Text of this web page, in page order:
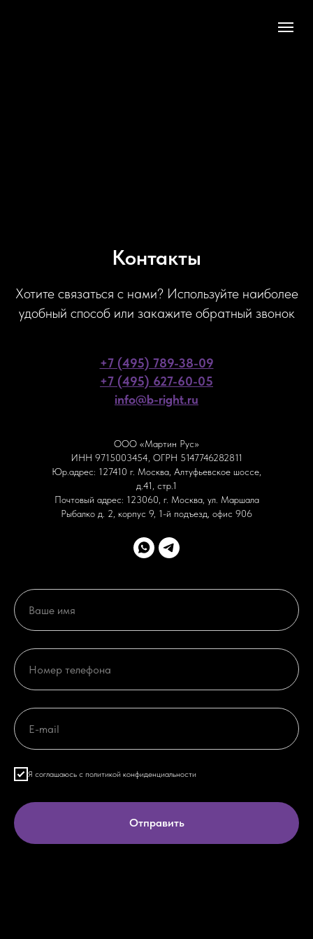
Контакты
Хотите связаться с нами? Используйте наиболее
удобный способ или закажите обратный звонок
+7 (495) 789-38-09
+7 (495) 627-60-05
info@b-right.ru
ООО «Мартин Рус»
ИНН 9715003454, ОГРН 5147746282811
Юр.адрес: 127410 г. Москва, Алтуфьевское шоссе,
д.41, стр.1
Почтовый адрес: 123060, г. Москва, ул. Маршала
Рыбалко д. 2, корпус 9, 1-й подъезд, офис 906
Я соглашаюсь с политикой конфиденциальности
Отправить